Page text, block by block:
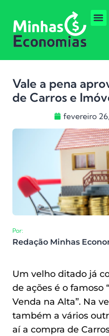
Vale a pena
de Carros e
fevereiro
Por:
Redação Minhas
Um velho ditado já
de ações é o famoso
Venda na Alta”. Na
também a vários
aí a compra de